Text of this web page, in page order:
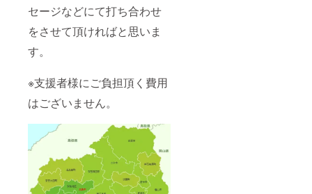
セージなどにて打ち合わせ
をさせて頂ければと思いま
す。
※支援者様にご負担頂く費用
はございません。